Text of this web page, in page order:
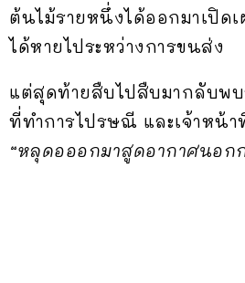
ต้นไม้รายหนึ่งได้ออกมาเปิด
ได้หายไประหว่างการขนส่ง
แต่สุดท้ายสืบไปสืบมากลับพบ
ที่ทำการไปรษณี และเจ้าหน้า
“หลุดอออกมาสูดอากาศนอก